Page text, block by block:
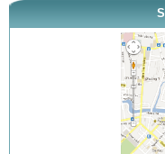
thông báo khai trương
tra ty, béc của bơm theo
tra ty, béc của bơm theo
cân lưu lượng bơm theo